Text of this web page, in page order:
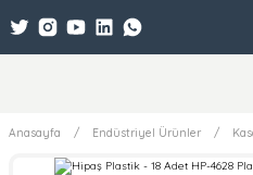
Anasayfa Endüstriyel Ürünler